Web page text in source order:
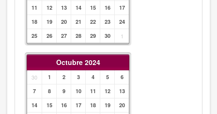
11
12 13 14 15 16
17
18
19 20 21 22 23
24
25
26 27 28 29 30 1
Octubre 2024
30 1 2 3 4 5
6
7
8 9 10 11 12
13
14
15 16 17 18 19
20